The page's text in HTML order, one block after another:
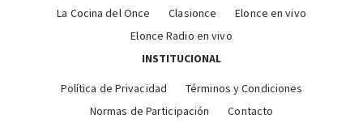
La Cocina del Once
Clasionce
Elonce en vivo
Elonce Radio en vivo
INSTITUCIONAL
Política de Privacidad
Términos y Condiciones
Normas de Participación
Contacto